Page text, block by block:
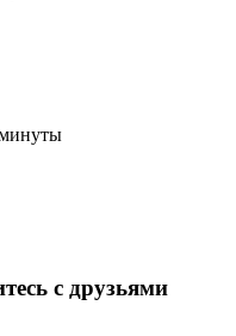
минуты
с друзьями